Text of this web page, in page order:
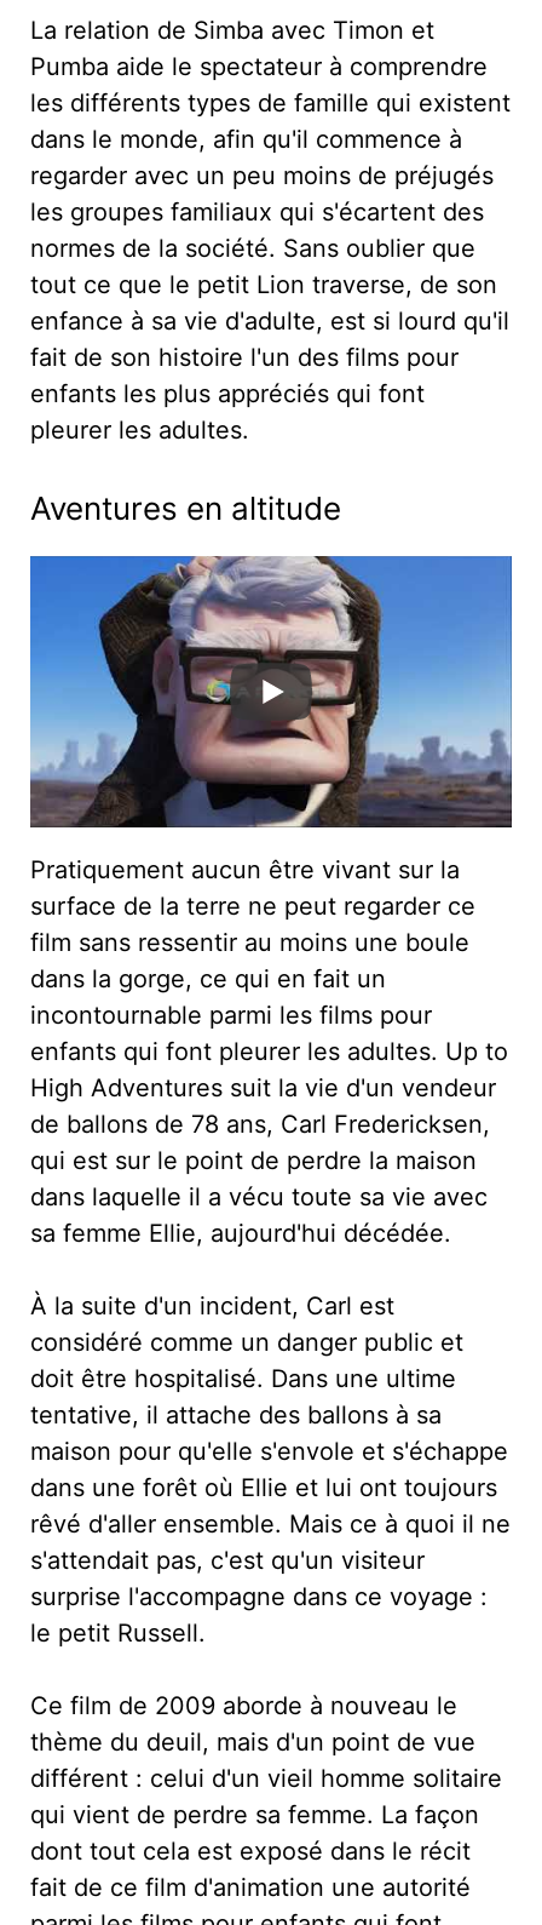
La relation de Simba avec Timon et
Pumba aide le spectateur à comprendre
les différents types de famille qui existent
dans le monde, afin qu'il commence à
regarder avec un peu moins de préjugés
les groupes familiaux qui s'écartent des
normes de la société. Sans oublier que
tout ce que le petit Lion traverse, de son
enfance à sa vie d'adulte, est si lourd qu'il
fait de son histoire l'un des films pour
enfants les plus appréciés qui font
pleurer les adultes.
Aventures en altitude
Pratiquement aucun être vivant sur la
surface de la terre ne peut regarder ce
film sans ressentir au moins une boule
dans la gorge, ce qui en fait un
incontournable parmi les films pour
enfants qui font pleurer les adultes. Up to
High Adventures suit la vie d'un vendeur
de ballons de 78 ans, Carl Fredericksen,
qui est sur le point de perdre la maison
dans laquelle il a vécu toute sa vie avec
sa femme Ellie, aujourd'hui décédée.
À la suite d'un incident, Carl est
considéré comme un danger public et
doit être hospitalisé. Dans une ultime
tentative, il attache des ballons à sa
maison pour qu'elle s'envole et s'échappe
dans une forêt où Ellie et lui ont toujours
rêvé d'aller ensemble. Mais ce à quoi il ne
s'attendait pas, c'est qu'un visiteur
surprise l'accompagne dans ce voyage :
le petit Russell.
Ce film de 2009 aborde à nouveau le
thème du deuil, mais d'un point de vue
différent : celui d'un vieil homme solitaire
qui vient de perdre sa femme. La façon
dont tout cela est exposé dans le récit
fait de ce film d'animation une autorité